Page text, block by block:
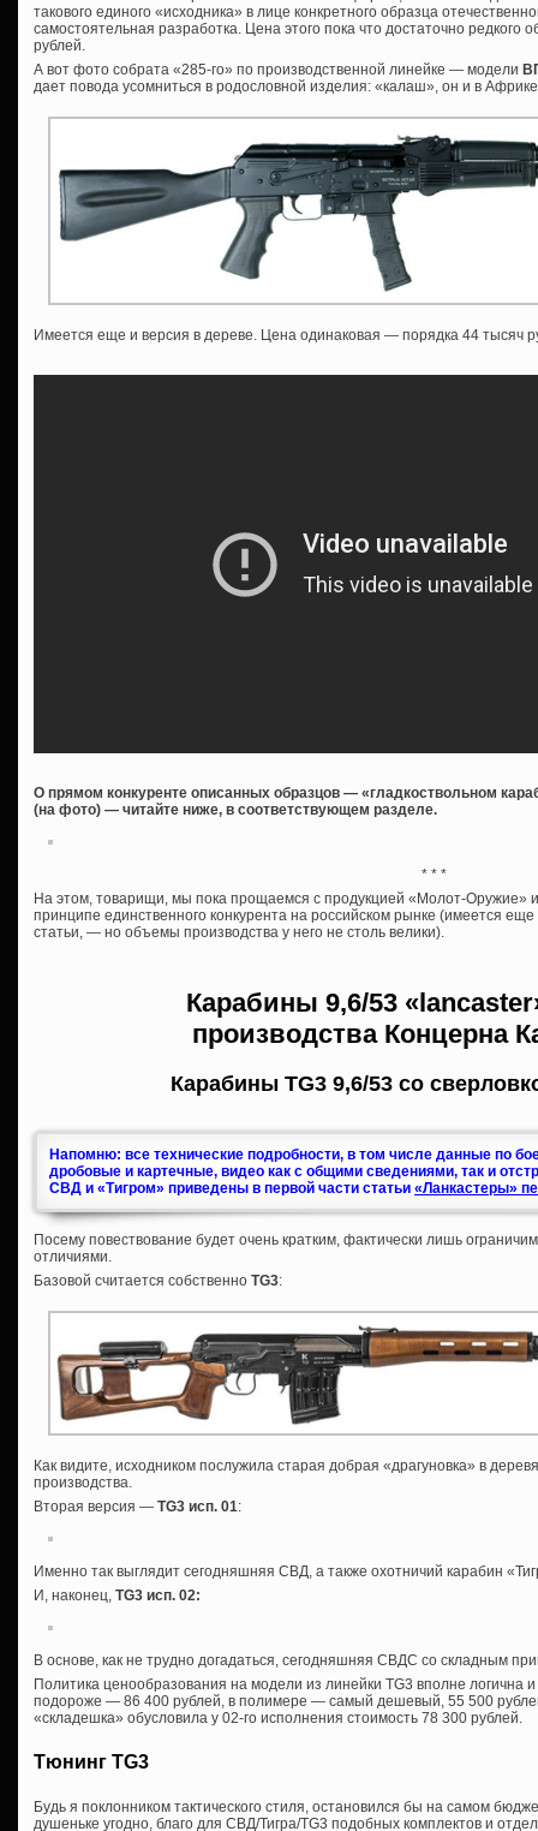
такового единого «исходника» в лице конкретного образца
самостоятельная разработка. Цена этого пока что достаточно редкого
рублей.
А вот фото собрата «285-го» по производственной линейке — модели
дает повода усомниться в родословной изделия: «калаш», он и в
Имеется еще и версия в дереве. Цена одинаковая — порядка 44 тысяч
О прямом конкуренте описанных образцов — «гладкоствольном
(на фото) — читайте ниже, в соответствующем разделе.
* * *
На этом, товарищи, мы пока прощаемся с продукцией «Молот-Оружие»
принципе единственного конкурента на российском рынке (имеется
статьи, — но объемы производства у него не столь велики).
Карабины 9,6/53
производства Концерна
Карабины TG3 9,6/53 со
Напомню: все технические подробности, в том числе данные по
дробовые и картечные, видео как с общими сведениями, так и
СВД и «Тигром» приведены в первой части статьи «Ланкастеры»
Посему повествование будет очень кратким, фактически лишь
отличиями.
Базовой считается собственно TG3:
Как видите, исходником послужила старая добрая «драгуновка» в
производства.
Вторая версия — TG3 исп. 01:
Именно так выглядит сегодняшняя СВД, а также охотничий карабин
И, наконец, TG3 исп. 02:
В основе, как не трудно догадаться, сегодняшняя СВДС со складным
Политика ценообразования на модели из линейки TG3 вполне логична
подороже — 86 400 рублей, в полимере — самый дешевый, 55 500
«складешка» обусловила у 02-го исполнения стоимость 78 300 рублей.
Тюнинг TG3
Будь я поклонником тактического стиля, остановился бы на самом
душеньке угодно, благо для СВД/Тигра/TG3 подобных комплектов и